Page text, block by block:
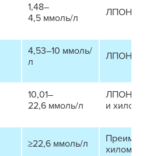
1,48–
4,5 ммоль/л
ЛПОНП
4,53–10 ммоль/
л
ЛПОНП
10,01–
22,6 ммоль/л
ЛПОНП
и
≥22,6 ммоль/л